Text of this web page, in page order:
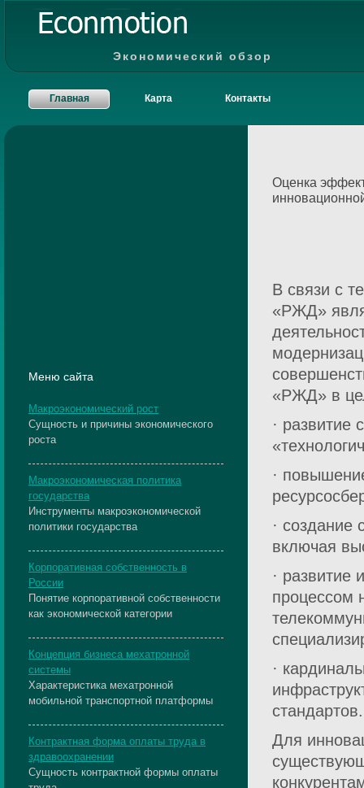
Экономический обзор
Главная Карта Контакты
Оценка
В связи с
«РЖД»
«РЖД» в
· развитие
·
· создание
включая
· развитие
процессом
·
стандартов.
Для
Меню сайта
Макроэкономический рост
Сущность и причины экономического
роста
Макроэкономическая политика
государства
Инструменты макроэкономической
политики государства
Корпоративная собственность в
России
Понятие корпоративной собственности
как экономической категории
Концепция бизнеса мехатронной
системы
Характеристика мехатронной
мобильной транспортной платформы
Контрактная форма оплаты труда в
здравоохранении
Сущность контрактной формы оплаты